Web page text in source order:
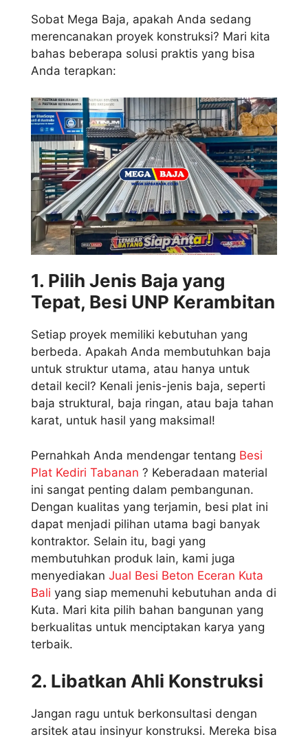
Sobat Mega Baja, apakah Anda sedang
merencanakan proyek konstruksi? Mari kita
bahas beberapa solusi praktis yang bisa
Anda terapkan:
1. Pilih Jenis Baja yang
Tepat, Besi UNP Kerambitan
Setiap proyek memiliki kebutuhan yang
berbeda. Apakah Anda membutuhkan baja
untuk struktur utama, atau hanya untuk
detail kecil? Kenali jenis-jenis baja, seperti
baja struktural, baja ringan, atau baja tahan
karat, untuk hasil yang maksimal!
Pernahkah Anda mendengar tentang Besi
Plat Kediri Tabanan ? Keberadaan material
ini sangat penting dalam pembangunan.
Dengan kualitas yang terjamin, besi plat ini
dapat menjadi pilihan utama bagi banyak
kontraktor. Selain itu, bagi yang
membutuhkan produk lain, kami juga
menyediakan Jual Besi Beton Eceran Kuta
Bali yang siap memenuhi kebutuhan anda di
Kuta. Mari kita pilih bahan bangunan yang
berkualitas untuk menciptakan karya yang
terbaik.
2. Libatkan Ahli Konstruksi
Jangan ragu untuk berkonsultasi dengan
arsitek atau insinyur konstruksi. Mereka bisa